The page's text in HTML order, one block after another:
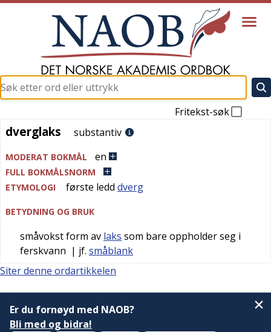
Fritekst-søk
dverglaks
dverglaks substantiv
MODERAT BOKMÅL en
FULL BOKMÅLSNORM
ETYMOLOGI
første ledd dverg
BETYDNING OG BRUK
småvokst form av laks som bare oppholder seg i
ferskvann | jf. småblank
Siter denne ordartikkelen
Er du fornøyd med NAOB?
Bli med og bidra!